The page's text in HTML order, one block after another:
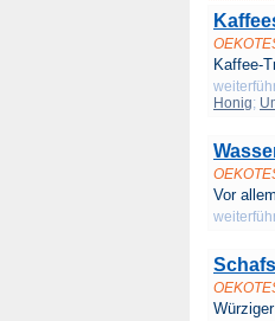
Kaffee-
Honig;
Vor